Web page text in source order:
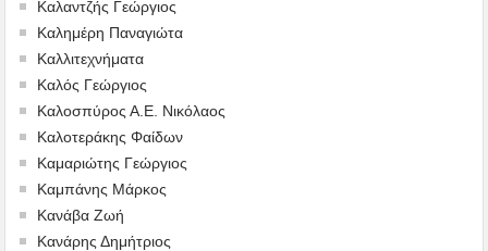
Καλαντζής Γεώργιος
Καλημέρη Παναγιώτα
Καλλιτεχνήματα
Καλός Γεώργιος
Καλοσπύρος Α.Ε. Νικόλαος
Καλοτεράκης Φαίδων
Καμαριώτης Γεώργιος
Καμπάνης Μάρκος
Κανάβα Ζωή
Κανάρης Δημήτριος